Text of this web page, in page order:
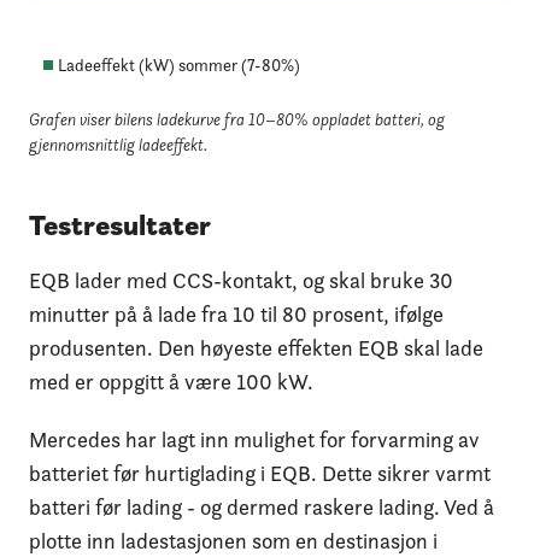
Ladeeffekt (kW) sommer (7-80%)
Grafen viser bilens ladekurve fra 10–80% oppladet batteri, og
gjennomsnittlig ladeeffekt.
Testresultater
EQB lader med CCS-kontakt, og skal bruke 30
minutter på å lade fra 10 til 80 prosent, ifølge
produsenten. Den høyeste effekten EQB skal lade
med er oppgitt å være 100 kW.
Mercedes har lagt inn mulighet for forvarming av
batteriet før hurtiglading i EQB. Dette sikrer varmt
batteri før lading - og dermed raskere lading. Ved å
plotte inn ladestasjonen som en destinasjon i